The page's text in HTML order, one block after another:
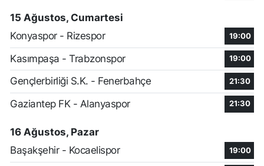
15 Ağustos, Cumartesi
Konyaspor - Rizespor
19:00
Kasımpaşa - Trabzonspor 19:00
Gençlerbirliği S.K. - Fenerbahçe 21:30
Gaziantep FK - Alanyaspor 21:30
16 Ağustos, Pazar
Başakşehir - Kocaelispor
19:00